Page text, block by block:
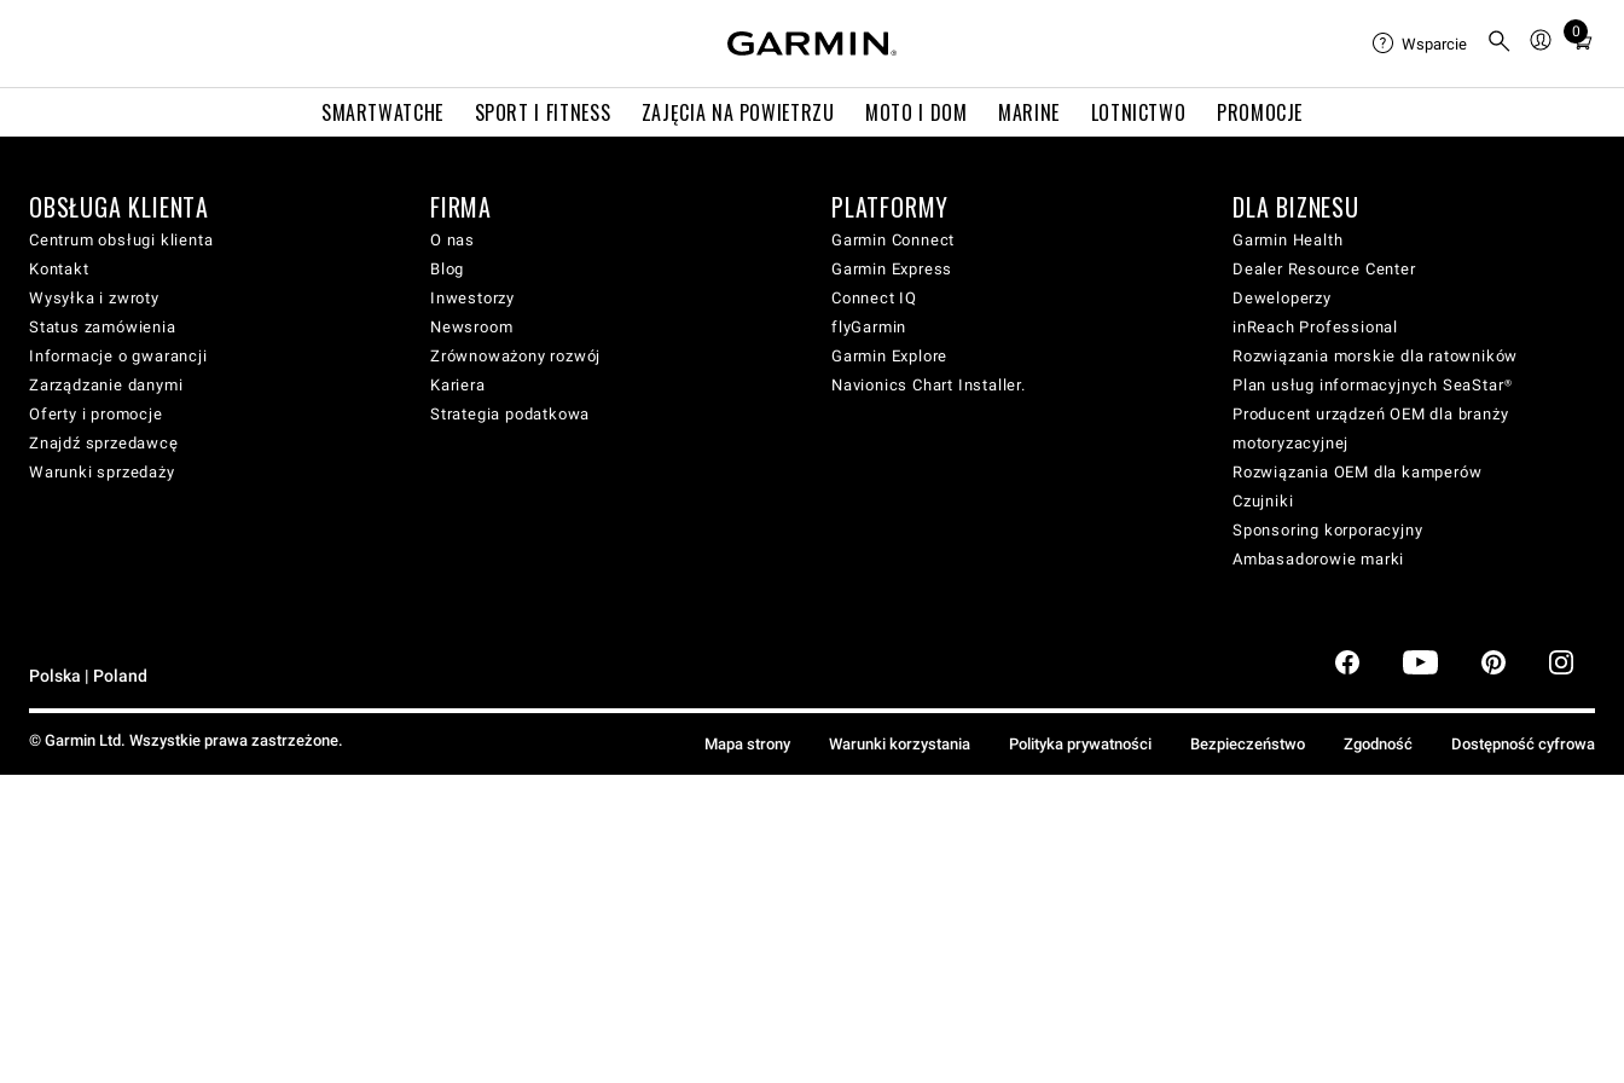
SMARTWATCHE SPORT I FITNESS ZAJĘCIA NA POWIETRZU MOTO I DOM MARINE LOTNICTWO PROMOCJE
Wsparcie
0
Total
cart:
OBSŁUGA KLIENTA
Centrum obsługi klienta
Kontakt
Wysyłka i zwroty
Status zamówienia
Informacje o gwarancji
Zarządzanie danymi
Oferty i promocje
Znajdź sprzedawcę
Warunki sprzedaży
FIRMA
O nas
Blog
Inwestorzy
Newsroom
Zrównoważony rozwój
Kariera
Strategia podatkowa
PLATFORMY
Garmin Connect
Garmin Express
Connect IQ
flyGarmin
Garmin Explore
Navionics Chart Installer.
DLA BIZNESU
Garmin Health
Dealer Resource Center
Deweloperzy
inReach Professional
Rozwiązania morskie dla ratowników
Plan usług informacyjnych SeaStar®
Producent urządzeń OEM dla branży
motoryzacyjnej
Rozwiązania OEM dla kamperów
Czujniki
Sponsoring korporacyjny
Ambasadorowie marki
Polska | Poland
© Garmin Ltd. Wszystkie prawa zastrzeżone. Mapa strony Warunki korzystania Polityka prywatności Bezpieczeństwo Zgodność Dostępność cyfrowa